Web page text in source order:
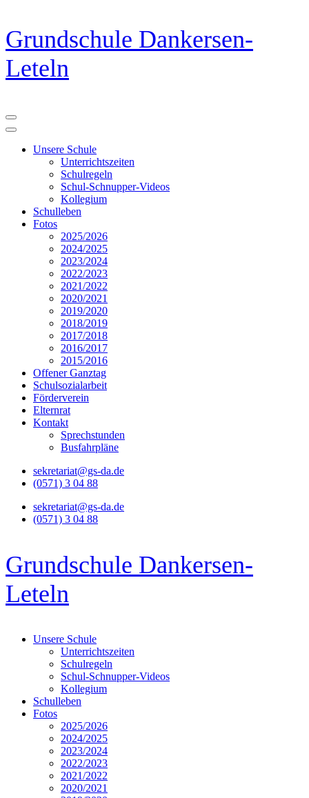
Zum
Inhalt
springen
(Eingabetaste
drücken)
Grundschule Dankersen-
Leteln
Unsere Schule
Unterrichtszeiten
Schulregeln
Schul-Schnupper-Videos
Kollegium
Schulleben
Fotos
2025/2026
2024/2025
2023/2024
2022/2023
2021/2022
2020/2021
2019/2020
2018/2019
2017/2018
2016/2017
2015/2016
Offener Ganztag
Schulsozialarbeit
Förderverein
Elternrat
Kontakt
Sprechstunden
Busfahrpläne
sekretariat@gs-da.de
(0571) 3 04 88
sekretariat@gs-da.de
(0571) 3 04 88
Grundschule Dankersen-
Leteln
Unsere Schule
Unterrichtszeiten
Schulregeln
Schul-Schnupper-Videos
Kollegium
Schulleben
Fotos
2025/2026
2024/2025
2023/2024
2022/2023
2021/2022
2020/2021